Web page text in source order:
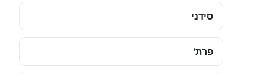
סידני
פרת'